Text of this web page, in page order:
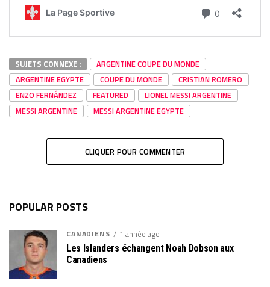
SUJETS CONNEXE :
ARGENTINE COUPE DU MONDE
ARGENTINE EGYPTE
COUPE DU MONDE
CRISTIAN ROMERO
ENZO FERNÁNDEZ
FEATURED
LIONEL MESSI ARGENTINE
MESSI ARGENTINE
MESSI ARGENTINE EGYPTE
CLIQUER POUR COMMENTER
POPULAR POSTS
CANADIENS 1 année ago
Les Islanders échangent Noah Dobson aux
Canadiens